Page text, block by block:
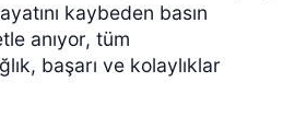
kaybeden basın
anıyor, tüm
başarı ve kolaylıklar